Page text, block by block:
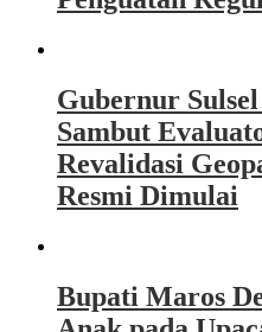
Gubernur
Sambut
Revalidasi
Resmi Dimulai
Bupati Maros